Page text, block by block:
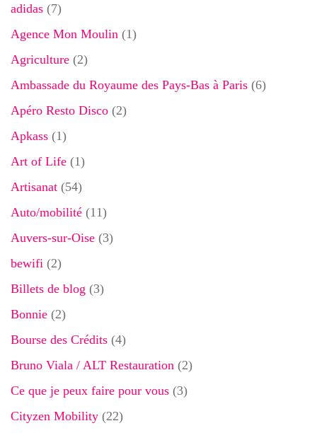
adidas (7)
Agence Mon Moulin (1)
Agriculture (2)
Ambassade du Royaume des Pays-Bas à Paris (6)
Apéro Resto Disco (2)
Apkass (1)
Art of Life (1)
Artisanat (54)
Auto/mobilité (11)
Auvers-sur-Oise (3)
bewifi (2)
Billets de blog (3)
Bonnie (2)
Bourse des Crédits (4)
Bruno Viala / ALT Restauration (2)
Ce que je peux faire pour vous (3)
Cityzen Mobility (22)